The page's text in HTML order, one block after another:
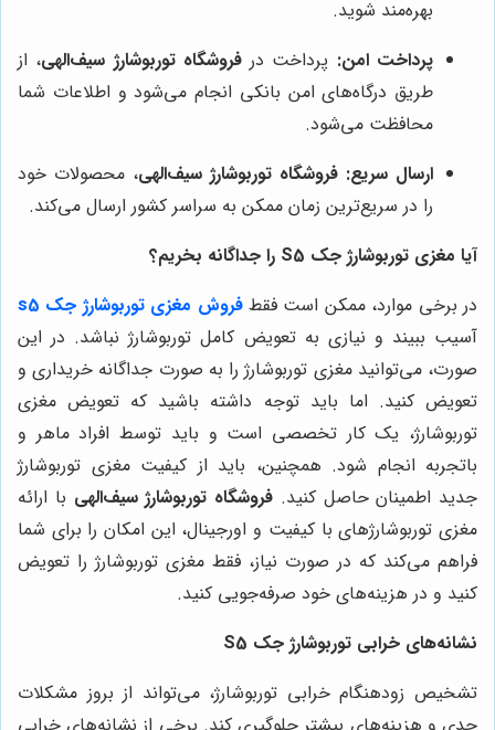
بهره‌مند شوید.
پرداخت امن: پرداخت درفروشگاه توربوشارژ سیف‌الهی، از
طریق درگاه‌های امن بانکی انجام می‌شود و اطلاعات شما
محافظت می‌شود.
ارسال سریع: فروشگاه توربوشارژ سیف‌الهی، محصولات خود
را در سریع‌ترین زمان ممکن به سراسر کشور ارسال می‌کند.
آیا مغزی توربوشارژ جک S5 را جداگانه بخریم؟
در برخی موارد، ممکن است فقطفروش مغزی توربوشارژ جک s5
آسیب ببیند و نیازی به تعویض کامل توربوشارژ نباشد. در این
صورت، می‌توانید مغزی توربوشارژ را به صورت جداگانه خریداری و
تعویض کنید. اما باید توجه داشته باشید که تعویض مغزی
توربوشارژ، یک کار تخصصی است و باید توسط افراد ماهر و
باتجربه انجام شود. همچنین، باید از کیفیت مغزی توربوشارژ
جدید اطمینان حاصل کنید. فروشگاه توربوشارژ سیف‌الهی با ارائه
مغزی توربوشارژهای با کیفیت و اورجینال، این امکان را برای شما
فراهم می‌کند که در صورت نیاز، فقط مغزی توربوشارژ را تعویض
کنید و در هزینه‌های خود صرفه‌جویی کنید.
نشانه‌های خرابی توربوشارژ جک S5
تشخیص زودهنگام خرابی توربوشارژ، می‌تواند از بروز مشکلات